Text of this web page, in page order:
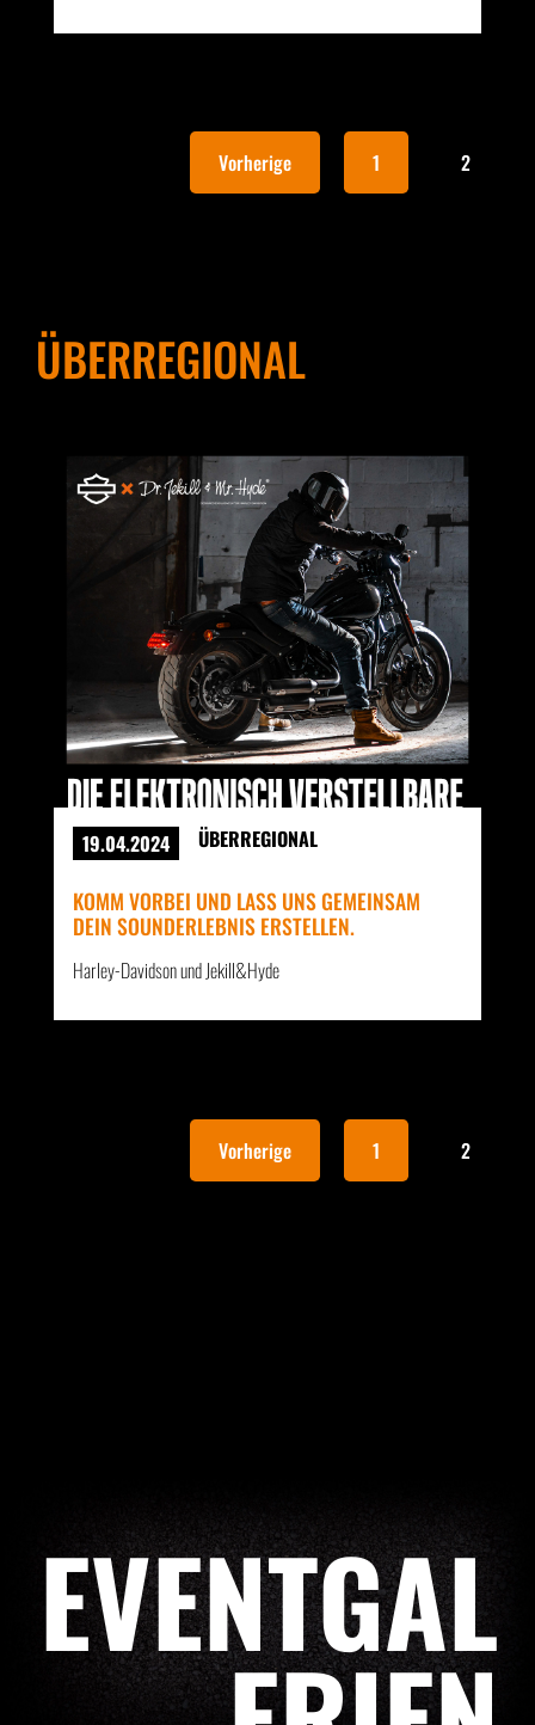
Vorherige 1 2
ÜBERREGIONAL
19.04.2024 ÜBERREGIONAL
KOMM VORBEI UND LASS UNS GEMEINSAM
DEIN SOUNDERLEBNIS ERSTELLEN.
Harley-Davidson und Jekill&Hyde
Vorherige 1 2
EVENTGAL